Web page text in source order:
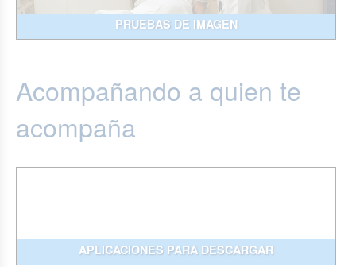
PRUEBAS DE IMAGEN
Acompañando a quien te
acompaña
APLICACIONES PARA DESCARGAR